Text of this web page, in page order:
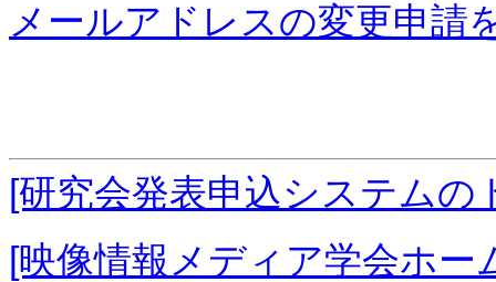
メールアドレスの変更申請
[研究会発表申込システム
[映像情報メディア学会ホー